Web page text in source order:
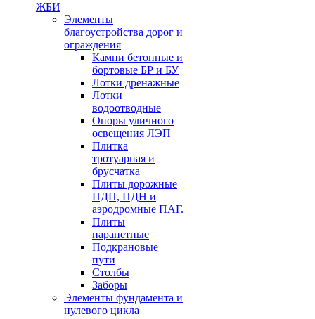
ЖБИ
Элементы
благоустройства дорог и
ограждения
Камни бетонные и
бортовые БР и БУ
Лотки дренажные
Лотки
водоотводные
Опоры уличного
освещения ЛЭП
Плитка
тротуарная и
брусчатка
Плиты дорожные
ПДП, ПДН и
аэродромные ПАГ.
Плиты
парапетные
Подкрановые
пути
Столбы
Заборы
Элементы фундамента и
нулевого цикла